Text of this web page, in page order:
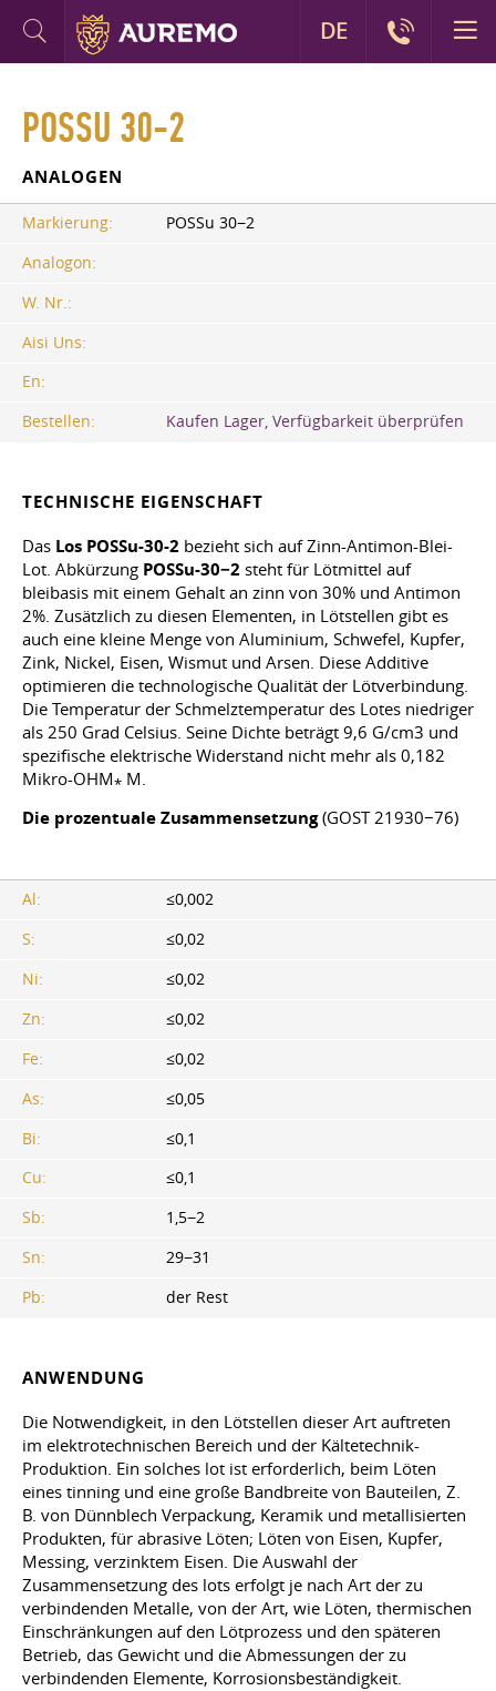
POSSU 30-2
ANALOGEN
Markierung:
POSSu 30−2
Analogon:
W. Nr.:
Aisi Uns:
En:
Bestellen:
Kaufen Lager, Verfügbarkeit überprüfen
TECHNISCHE EIGENSCHAFT
Das Los POSSu-30-2 bezieht sich auf Zinn-Antimon-Blei-
Lot. Abkürzung POSSu-30−2 steht für Lötmittel auf
bleibasis mit einem Gehalt an zinn von 30% und Antimon
2%. Zusätzlich zu diesen Elementen, in Lötstellen gibt es
auch eine kleine Menge von Aluminium, Schwefel, Kupfer,
Zink, Nickel, Eisen, Wismut und Arsen. Diese Additive
optimieren die technologische Qualität der Lötverbindung.
Die Temperatur der Schmelztemperatur des Lotes niedriger
als 250 Grad Celsius. Seine Dichte beträgt 9,6 G/cm3 und
spezifische elektrische Widerstand nicht mehr als 0,182
Mikro-OHM* M.
Die prozentuale Zusammensetzung(GOST 21930−76)
Al:
≤0,002
S:
≤0,02
Ni:
≤0,02
Zn:
≤0,02
Fe:
≤0,02
As:
≤0,05
Bi:
≤0,1
Cu:
≤0,1
Sb:
1,5−2
Sn:
29−31
Pb:
der Rest
ANWENDUNG
Die Notwendigkeit, in den Lötstellen dieser Art auftreten
im elektrotechnischen Bereich und der Kältetechnik-
Produktion. Ein solches lot ist erforderlich, beim Löten
eines tinning und eine große Bandbreite von Bauteilen, Z.
B. von Dünnblech Verpackung, Keramik und metallisierten
Produkten, für abrasive Löten; Löten von Eisen, Kupfer,
Messing, verzinktem Eisen. Die Auswahl der
Zusammensetzung des lots erfolgt je nach Art der zu
verbindenden Metalle, von der Art, wie Löten, thermischen
Einschränkungen auf den Lötprozess und den späteren
Betrieb, das Gewicht und die Abmessungen der zu
verbindenden Elemente, Korrosionsbeständigkeit.
DE